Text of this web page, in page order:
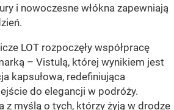
i nowoczesne włókna zapewniają
LOT rozpoczęły współpracę
– Vistulą, której wynikiem jest
kapsułowa, redefiniująca
do elegancji w podróży.
z myślą o tych, którzy żyją w drodze